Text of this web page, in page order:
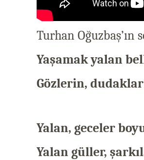
Turhan Oğuzbaş’ın
Yaşamak yalan
Gözlerin,
Yalan, geceler
Yalan güller,